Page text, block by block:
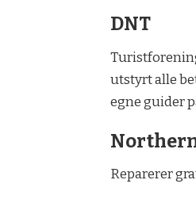
DNT
utstyrt alle
egne guider
Reparerer